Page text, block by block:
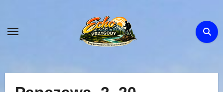
content